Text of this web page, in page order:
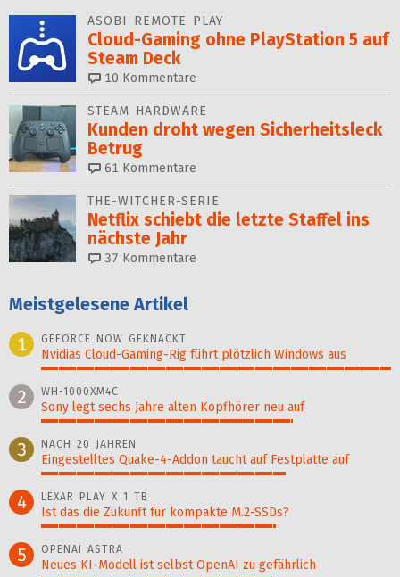
ASOBI REMOTE PLAY
Cloud-Gaming ohne PlayStation 5 auf
Steam Deck
10 Kommentare
STEAM HARDWARE
Kunden droht wegen Sicherheitsleck
Betrug
61 Kommentare
THE-WITCHER-SERIE
Netflix schiebt die letzte Staffel ins
nächste Jahr
37 Kommentare
Meistgelesene Artikel
1
GEFORCE NOW GEKNACKT
Nvidias Cloud-Gaming-Rig führt plötzlich Windows aus
100%
2 WH-1000XM4C
Sony legt sechs Jahre alten Kopfhörer neu auf
72%
3 NACH 20 JAHREN
Eingestelltes Quake-4-Addon taucht auf Festplatte auf
70%
4 LEXAR PLAY X 1 TB
Ist das die Zukunft für kompakte M.2-SSDs?
67%
5 OPENAI ASTRA
Neues KI-Modell ist selbst OpenAI zu gefährlich